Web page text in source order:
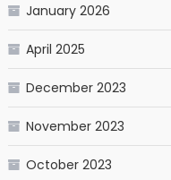
January 2026
April 2025
December 2023
November 2023
October 2023